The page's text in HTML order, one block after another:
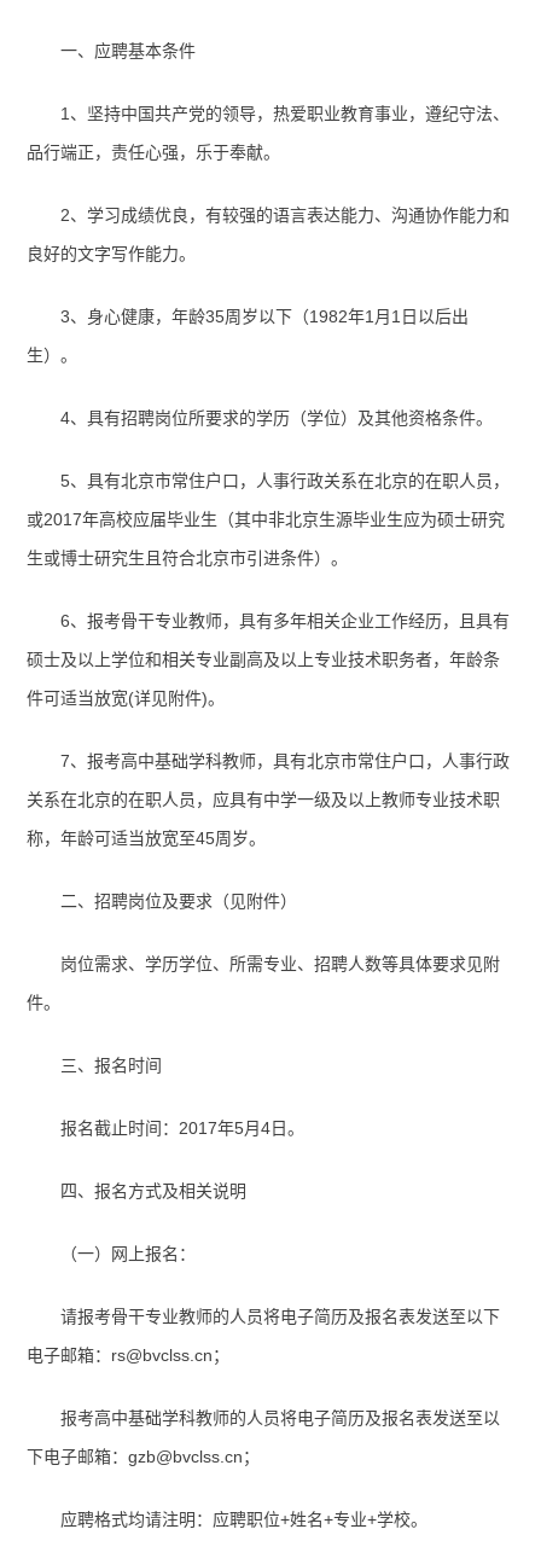
一、应聘基本条件
1、坚持中国共产党的领导，热爱职业教育事业，遵纪守法、
品行端正，责任心强，乐于奉献。
2、学习成绩优良，有较强的语言表达能力、沟通协作能力和
良好的文字写作能力。
3、身心健康，年龄35周岁以下（1982年1月1日以后出
生）。
4、具有招聘岗位所要求的学历（学位）及其他资格条件。
5、具有北京市常住户口，人事行政关系在北京的在职人员，
或2017年高校应届毕业生（其中非北京生源毕业生应为硕士研究
生或博士研究生且符合北京市引进条件）。
6、报考骨干专业教师，具有多年相关企业工作经历，且具有
硕士及以上学位和相关专业副高及以上专业技术职务者，年龄条
件可适当放宽(详见附件)。
7、报考高中基础学科教师，具有北京市常住户口，人事行政
关系在北京的在职人员，应具有中学一级及以上教师专业技术职
称，年龄可适当放宽至45周岁。
二、招聘岗位及要求（见附件）
岗位需求、学历学位、所需专业、招聘人数等具体要求见附
件。
三、报名时间
报名截止时间：2017年5月4日。
四、报名方式及相关说明
（一）网上报名：
请报考骨干专业教师的人员将电子简历及报名表发送至以下
电子邮箱：rs@bvclss.cn；
报考高中基础学科教师的人员将电子简历及报名表发送至以
下电子邮箱：gzb@bvclss.cn；
应聘格式均请注明：应聘职位+姓名+专业+学校。